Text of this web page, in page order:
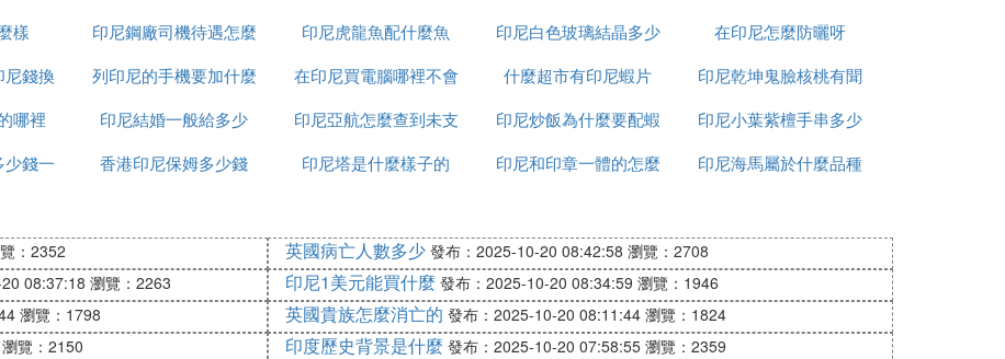
思
碼是多少
少錢
樣
印尼鋼廠司機待遇怎麼
樣
印尼虎龍魚配什麼魚
印尼白色玻璃結晶多少
錢一平方
在印尼怎麼防曬呀
尼錢換
列印尼的手機要加什麼
在印尼買電腦哪裡不會
受騙
什麼超市有印尼蝦片
印尼乾坤鬼臉核桃有聞
怎麼處理
哪裡 印尼結婚一般給多少
印尼亞航怎麼查到未支
付訂單
印尼炒飯為什麼要配蝦
片
印尼小葉紫檀手串多少
錢
少錢一
香港印尼保姆多少錢 印尼塔是什麼樣子的
印尼和印章一體的怎麼
印尼海馬屬於什麼品種
：2352 英國病亡人數多少 發布：2025-10-20 08:42:58 瀏覽：2708
08:37:18 瀏覽：2263 印尼1美元能買什麼 發布：2025-10-20 08:34:59 瀏覽：1946
瀏覽：1798 英國貴族怎麼消亡的 發布：2025-10-20 08:11:44 瀏覽：1824
瀏覽：2150 印度歷史背景是什麼 發布：2025-10-20 07:58:55 瀏覽：2359